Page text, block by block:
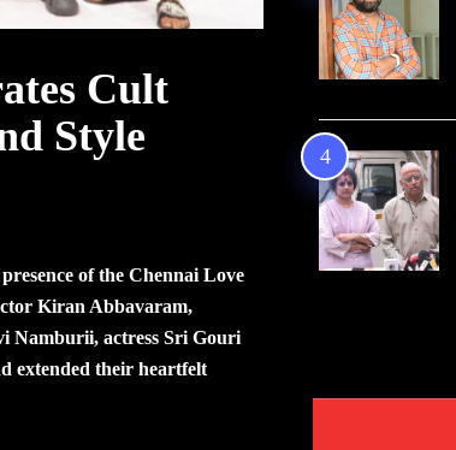
Cult
Style
of the Chennai Love
Kiran Abbavaram,
Namburii, actress Sri Gouri
extended their heartfelt